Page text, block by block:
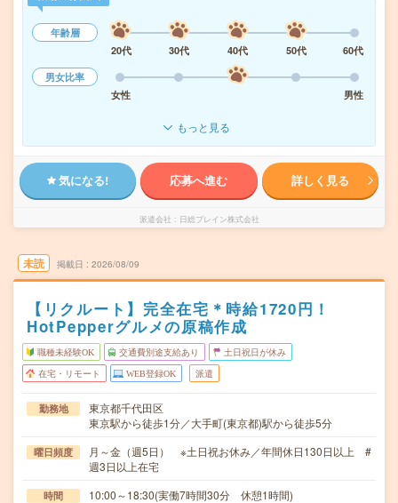
年齢層
20代
30代 40代 50代
60代
男女比率
女性
男性
もっと見る
気になる! 応募へ進む 詳しく見る
派遣会社 日総ブレイン株式会社
未読 掲載日 2026/08/09
【リクルート】完全在宅＊時給1720円！
HotPepperグルメの原稿作成
職種未経験OK 交通費別途支給あり 土日祝日が休み
在宅・リモート WEB登録OK 派遣
勤務地
東京都千代田区
東京駅から徒歩1分／大手町(東京都)駅から徒歩5分
曜日頻度
月～金（週5日） ※土日祝お休み／年間休日130日以上 #
週3日以上在宅
時間 10:00～18:30(実働7時間30分 休憩1時間)